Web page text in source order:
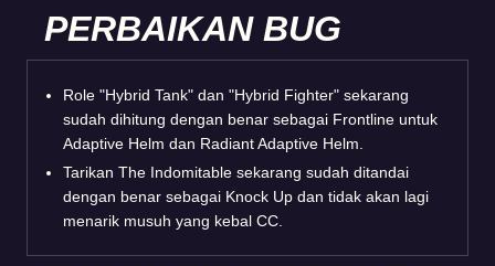
PERBAIKAN BUG
Role "Hybrid Tank" dan "Hybrid Fighter" sekarang
sudah dihitung dengan benar sebagai Frontline untuk
Adaptive Helm dan Radiant Adaptive Helm.
Tarikan The Indomitable sekarang sudah ditandai
dengan benar sebagai Knock Up dan tidak akan lagi
menarik musuh yang kebal CC.